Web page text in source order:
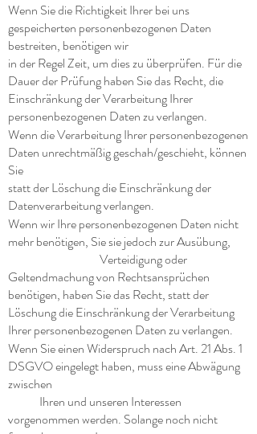
Wenn Sie die Richtigkeit Ihrer bei uns
gespeicherten personenbezogenen Daten
bestreiten, benötigen wir
in der Regel Zeit, um dies zu überprüfen. Für die
Dauer der Prüfung haben Sie das Recht, die
Einschränkung der Verarbeitung Ihrer
personenbezogenen Daten zu verlangen.
Wenn die Verarbeitung Ihrer personenbezogenen
Daten unrechtmäßig geschah/geschieht, können
Sie
statt der Löschung die Einschränkung der
Datenverarbeitung verlangen.
Wenn wir Ihre personenbezogenen Daten nicht
mehr benötigen, Sie sie jedoch zur Ausübung,
Verteidigung oder
Geltendmachung von Rechtsansprüchen
benötigen, haben Sie das Recht, statt der
Löschung die Einschränkung der Verarbeitung
Ihrer personenbezogenen Daten zu verlangen.
Wenn Sie einen Widerspruch nach Art. 21 Abs. 1
DSGVO eingelegt haben, muss eine Abwägung
zwischen
Ihren und unseren Interessen
vorgenommen werden. Solange noch nicht